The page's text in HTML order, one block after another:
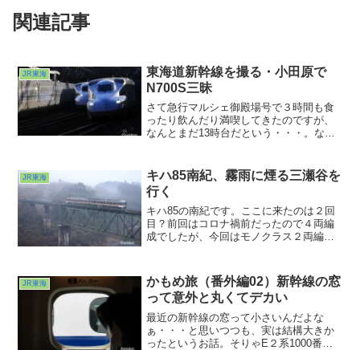
関連記事
JR東海
東海道新幹線を撮る・小田原で
N700S三昧
さて急行マルシェ御殿場号で３時間も食
ったり飲んだり満喫してきたのですが、
なんとまだ13時台だという・・・。なん
いてしまう。というわけで小田原に行っ
てみることにしました。
JR東海
キハ85南紀、霧雨に煙る三瀬谷を
行く
キハ85の南紀です。ここに来たのは２回
目？前回はコロナ禍前だったので４両編
成でしたが、今回はモノクラス２両編成
関わらずの定時での運行はやはり日本の
鉄道の矜持でしょうか。撮る側からすれ
ばありがたいことこの上ないですが(^ ^;;
次回はさらに南下します
JR東海
かもめ旅（番外編02）新幹線の窓
って意外と丸くてデカい
最近の新幹線の窓って小さいんだよな
ぁ・・・と思いつつも、実は結構大きか
ったというお話。そりゃE２系1000番台